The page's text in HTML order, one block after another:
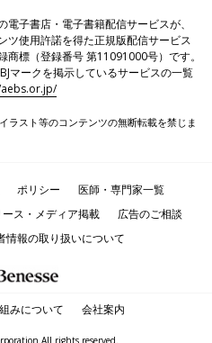
電子書店・電子書籍配信サービスが、
ツ使用許諾を得た正規版配信サービス
商標（登録番号 第11091000号）です。
マークを掲示しているサービスの一覧
ラスト等のコンテンツの無断転載を禁じま
ポリシー
医師・専門家一覧
ス・メディア掲載
広告のご相談
情報の取り扱いについて
みについて 会社案内